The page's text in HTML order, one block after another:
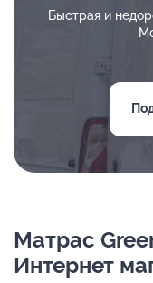
Быстрая и
Матрас
Интернет